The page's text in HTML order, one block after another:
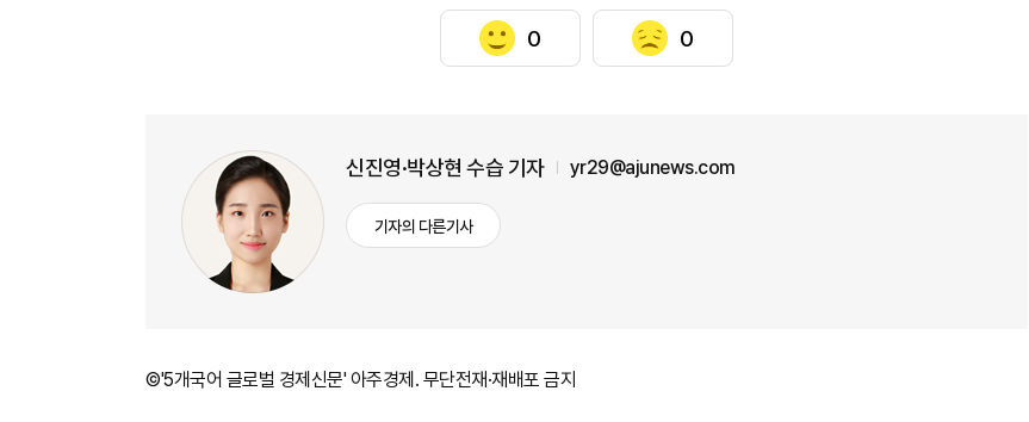
0 0
신진영·박상현 수습 기자 yr29@ajunews.com
기자의 다른기사
©'5개국어 글로벌 경제신문' 아주경제. 무단전재·재배포 금지